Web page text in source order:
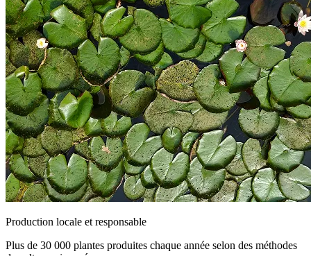
Production locale et responsable
Plus de 30 000 plantes produites chaque année selon des méthodes